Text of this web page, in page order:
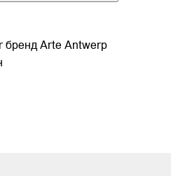
бренд Arte Antwerp